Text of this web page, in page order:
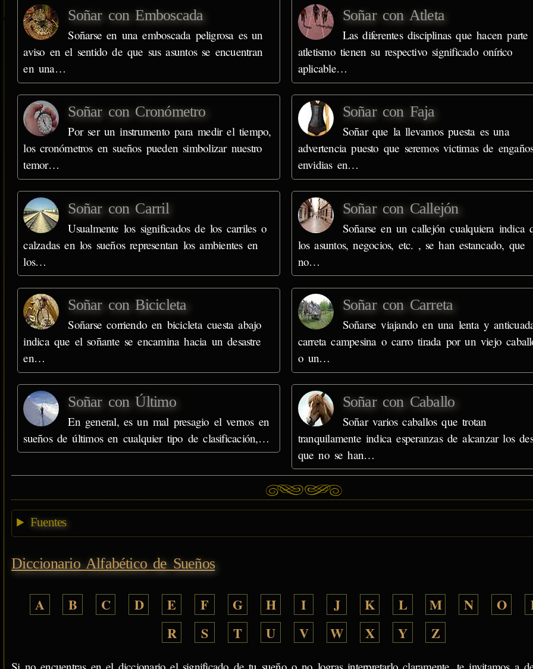
Soñar con Emboscada
Soñarse en una emboscada peligrosa es un
aviso en el sentido de que sus asuntos se encuentran
en una…
Soñar con Atleta
Las diferentes disciplinas que hacen parte
atletismo tienen su respectivo significado onírico
aplicable…
Soñar con Cronómetro
Por ser un instrumento para medir el tiempo,
los cronómetros en sueños pueden simbolizar nuestro
temor…
Soñar con Faja
Soñar que la llevamos puesta es una
advertencia puesto que seremos victimas de
envidias en…
Soñar con Carril
Usualmente los significados de los carriles o
calzadas en los sueños representan los ambientes en
los…
Soñar con Callejón
Soñarse en un callejón cualquiera indica
los asuntos, negocios, etc. , se han estancado, que
no…
Soñar con Bicicleta
Soñarse corriendo en bicicleta cuesta abajo
indica que el soñante se encamina hacia un desastre
en…
Soñar con Carreta
Soñarse viajando en una lenta y
carreta campesina o carro tirada por un viejo
o un…
Soñar con Último
En general, es un mal presagio el vernos en
sueños de últimos en cualquier tipo de clasificación,…
Soñar con Caballo
Soñar varios caballos que trotan
tranquilamente indica esperanzas de alcanzar los
que no se han…
Fuentes
Diccionario Alfabético de Sueños
A B C D E F G H I J K L M N O
R
S T U V W X Y Z